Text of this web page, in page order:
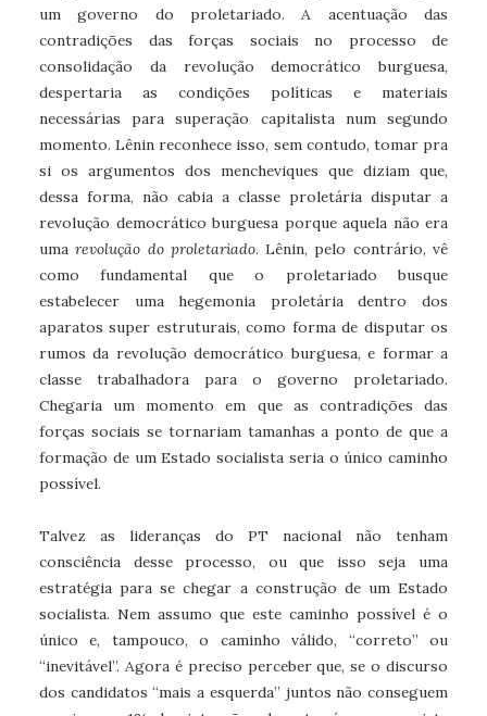
um governo do proletariado. A acentuação das
contradições das forças sociais no processo de
consolidação da revolução democrático burguesa,
despertaria as condições políticas e materiais
necessárias para superação capitalista num segundo
momento. Lênin reconhece isso, sem contudo, tomar pra
si os argumentos dos mencheviques que diziam que,
dessa forma, não cabia a classe proletária disputar a
revolução democrático burguesa porque aquela não era
umarevolução do proletariado. Lênin, pelo contrário, vê
como fundamental que o proletariado busque
estabelecer uma hegemonia proletária dentro dos
aparatos super estruturais, como forma de disputar os
rumos da revolução democrático burguesa, e formar a
classe trabalhadora para o governo proletariado.
Chegaria um momento em que as contradições das
forças sociais se tornariam tamanhas a ponto de que a
formação de um Estado socialista seria o único caminho
possível.
Talvez as lideranças do PT nacional não tenham
consciência desse processo, ou que isso seja uma
estratégia para se chegar a construção de um Estado
socialista. Nem assumo que este caminho possível é o
único e, tampouco, o caminho válido, “correto” ou
“inevitável”. Agora é preciso perceber que, se o discurso
dos candidatos “mais a esquerda” juntos não conseguem